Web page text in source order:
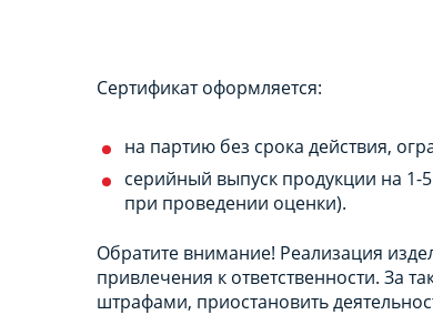
Сертификат оформляется:
на партию без срока действия,
серийный выпуск продукции на 1-
при проведении оценки).
Обратите внимание! Реализация
привлечения к ответственности. За
штрафами, приостановить